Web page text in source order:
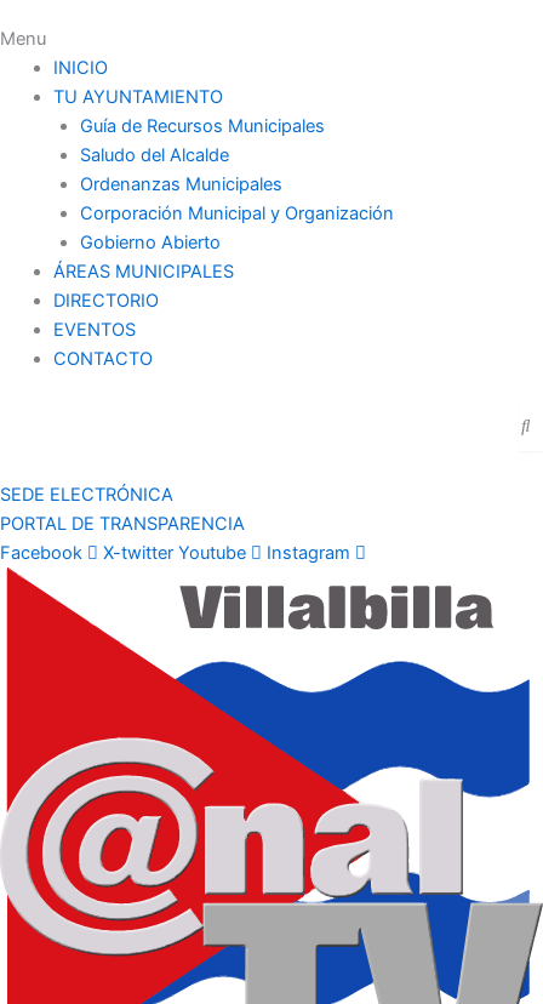
Menu
INICIO
TU AYUNTAMIENTO
Guía de Recursos Municipales
Saludo del Alcalde
Ordenanzas Municipales
Corporación Municipal y Organización
Gobierno Abierto
ÁREAS MUNICIPALES
DIRECTORIO
EVENTOS
CONTACTO
SEDE ELECTRÓNICA
PORTAL DE TRANSPARENCIA
Facebook
X-twitter Youtube Instagram